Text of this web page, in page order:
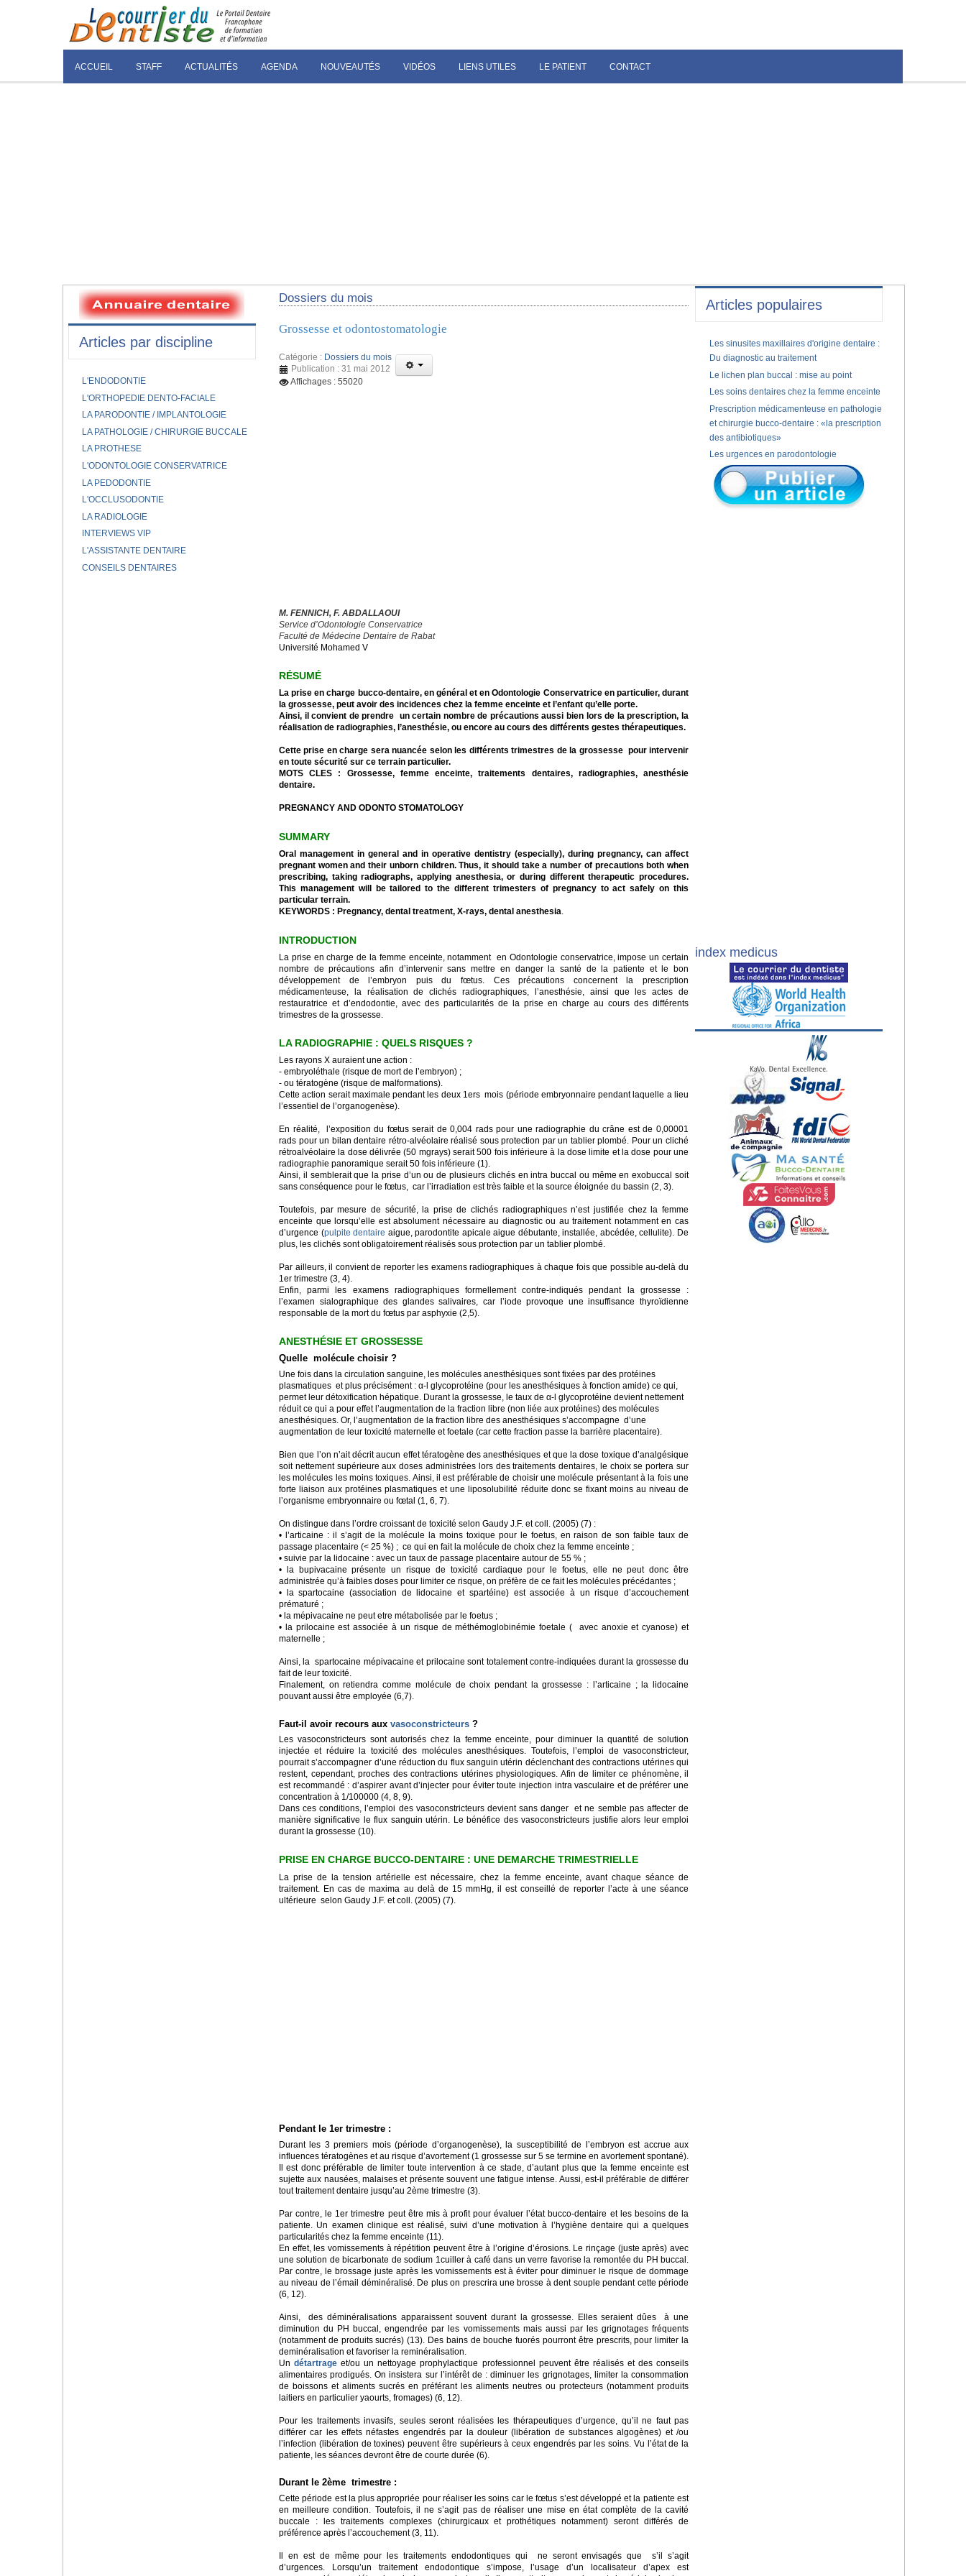
ACCUEIL STAFF ACTUALITÉS AGENDA NOUVEAUTÉS VIDÉOS LIENS UTILES LE PATIENT CONTACT
Dossiers du mois
Grossesse et odontostomatologie
Catégorie : Dossiers du mois
Publication : 31 mai 2012
Affichages : 55020
M. FENNICH, F. ABDALLAOUI
Service d’Odontologie Conservatrice
Faculté de Médecine Dentaire de Rabat
Université Mohamed V
RÉSUMÉ
La prise en charge bucco-dentaire, en général et en Odontologie Conservatrice en particulier, durant
la grossesse, peut avoir des incidences chez la femme enceinte et l’enfant qu’elle porte.
Ainsi, il convient de prendre un certain nombre de précautions aussi bien lors de la prescription, la
réalisation de radiographies, l’anesthésie, ou encore au cours des différents gestes thérapeutiques.
Cette prise en charge sera nuancée selon les différents trimestres de la grossesse pour intervenir
en toute sécurité sur ce terrain particulier.
MOTS CLES : Grossesse, femme enceinte, traitements dentaires, radiographies, anesthésie
dentaire.
PREGNANCY AND ODONTO STOMATOLOGY
SUMMARY
Oral management in general and in operative dentistry (especially), during pregnancy, can affect
pregnant women and their unborn children. Thus, it should take a number of precautions both when
prescribing, taking radiographs, applying anesthesia, or during different therapeutic procedures.
This management will be tailored to the different trimesters of pregnancy to act safely on this
particular terrain.
KEYWORDS : Pregnancy, dental treatment, X-rays, dental anesthesia.
INTRODUCTION
La prise en charge de la femme enceinte, notamment en Odontologie conservatrice, impose un certain
nombre de précautions afin d’intervenir sans mettre en danger la santé de la patiente et le bon
développement de l’embryon puis du fœtus. Ces précautions concernent la prescription
médicamenteuse, la réalisation de clichés radiographiques, l’anesthésie, ainsi que les actes de
restauratrice et d’endodontie, avec des particularités de la prise en charge au cours des différents
trimestres de la grossesse.
LA RADIOGRAPHIE : QUELS RISQUES ?
Les rayons X auraient une action :
- embryoléthale (risque de mort de l’embryon) ;
- ou tératogène (risque de malformations).
Cette action serait maximale pendant les deux 1ers mois (période embryonnaire pendant laquelle a lieu
l’essentiel de l’organogenèse).
En réalité, l’exposition du fœtus serait de 0,004 rads pour une radiographie du crâne est de 0,00001
rads pour un bilan dentaire rétro-alvéolaire réalisé sous protection par un tablier plombé. Pour un cliché
rétroalvéolaire la dose délivrée (50 mgrays) serait 500 fois inférieure à la dose limite et la dose pour une
radiographie panoramique serait 50 fois inférieure (1).
Ainsi, il semblerait que la prise d’un ou de plusieurs clichés en intra buccal ou même en exobuccal soit
sans conséquence pour le fœtus, car l’irradiation est très faible et la source éloignée du bassin (2, 3).
Toutefois, par mesure de sécurité, la prise de clichés radiographiques n’est justifiée chez la femme
enceinte que lorsqu’elle est absolument nécessaire au diagnostic ou au traitement notamment en cas
d’urgence (pulpite dentaire aigue, parodontite apicale aigue débutante, installée, abcédée, cellulite). De
plus, les clichés sont obligatoirement réalisés sous protection par un tablier plombé.
Par ailleurs, il convient de reporter les examens radiographiques à chaque fois que possible au-delà du
1er trimestre (3, 4).
Enfin, parmi les examens radiographiques formellement contre-indiqués pendant la grossesse :
l’examen sialographique des glandes salivaires, car l’iode provoque une insuffisance thyroïdienne
responsable de la mort du fœtus par asphyxie (2,5).
ANESTHÉSIE ET GROSSESSE
Quelle molécule choisir ?
Une fois dans la circulation sanguine, les molécules anesthésiques sont fixées par des protéines
plasmatiques et plus précisément : α-l glycoprotéine (pour les anesthésiques à fonction amide) ce qui,
permet leur détoxification hépatique. Durant la grossesse, le taux de α-l glycoprotéine devient nettement
réduit ce qui a pour effet l’augmentation de la fraction libre (non liée aux protéines) des molécules
anesthésiques. Or, l’augmentation de la fraction libre des anesthésiques s’accompagne d’une
augmentation de leur toxicité maternelle et foetale (car cette fraction passe la barrière placentaire).
Bien que l’on n’ait décrit aucun effet tératogène des anesthésiques et que la dose toxique d’analgésique
soit nettement supérieure aux doses administrées lors des traitements dentaires, le choix se portera sur
les molécules les moins toxiques. Ainsi, il est préférable de choisir une molécule présentant à la fois une
forte liaison aux protéines plasmatiques et une liposolubilité réduite donc se fixant moins au niveau de
l’organisme embryonnaire ou fœtal (1, 6, 7).
On distingue dans l’ordre croissant de toxicité selon Gaudy J.F. et coll. (2005) (7) :
• l’articaine : il s’agit de la molécule la moins toxique pour le foetus, en raison de son faible taux de
passage placentaire (< 25 %) ; ce qui en fait la molécule de choix chez la femme enceinte ;
• suivie par la lidocaine : avec un taux de passage placentaire autour de 55 % ;
• la bupivacaine présente un risque de toxicité cardiaque pour le foetus, elle ne peut donc être
administrée qu’à faibles doses pour limiter ce risque, on préfère de ce fait les molécules précédantes ;
• la spartocaine (association de lidocaine et spartéine) est associée à un risque d’accouchement
prématuré ;
• la mépivacaine ne peut etre métabolisée par le foetus ;
• la prilocaine est associée à un risque de méthémoglobinémie foetale ( avec anoxie et cyanose) et
maternelle ;
Ainsi, la spartocaine mépivacaine et prilocaine sont totalement contre-indiquées durant la grossesse du
fait de leur toxicité.
Finalement, on retiendra comme molécule de choix pendant la grossesse : l’articaine ; la lidocaine
pouvant aussi être employée (6,7).
Faut-il avoir recours aux vasoconstricteurs ?
Les vasoconstricteurs sont autorisés chez la femme enceinte, pour diminuer la quantité de solution
injectée et réduire la toxicité des molécules anesthésiques. Toutefois, l’emploi de vasoconstricteur,
pourrait s’accompagner d’une réduction du flux sanguin utérin déclenchant des contractions utérines qui
restent, cependant, proches des contractions utérines physiologiques. Afin de limiter ce phénomène, il
est recommandé : d’aspirer avant d’injecter pour éviter toute injection intra vasculaire et de préférer une
concentration à 1/100000 (4, 8, 9).
Dans ces conditions, l’emploi des vasoconstricteurs devient sans danger et ne semble pas affecter de
manière significative le flux sanguin utérin. Le bénéfice des vasoconstricteurs justifie alors leur emploi
durant la grossesse (10).
PRISE EN CHARGE BUCCO-DENTAIRE : UNE DEMARCHE TRIMESTRIELLE
La prise de la tension artérielle est nécessaire, chez la femme enceinte, avant chaque séance de
traitement. En cas de maxima au delà de 15 mmHg, il est conseillé de reporter l’acte à une séance
ultérieure selon Gaudy J.F. et coll. (2005) (7).
Pendant le 1er trimestre :
Durant les 3 premiers mois (période d’organogenèse), la susceptibilité de l’embryon est accrue aux
influences tératogènes et au risque d’avortement (1 grossesse sur 5 se termine en avortement spontané).
Il est donc préférable de limiter toute intervention à ce stade, d’autant plus que la femme enceinte est
sujette aux nausées, malaises et présente souvent une fatigue intense. Aussi, est-il préférable de différer
tout traitement dentaire jusqu’au 2ème trimestre (3).
Par contre, le 1er trimestre peut être mis à profit pour évaluer l’état bucco-dentaire et les besoins de la
patiente. Un examen clinique est réalisé, suivi d’une motivation à l’hygiène dentaire qui a quelques
particularités chez la femme enceinte (11).
En effet, les vomissements à répétition peuvent être à l’origine d’érosions. Le rinçage (juste après) avec
une solution de bicarbonate de sodium 1cuiller à café dans un verre favorise la remontée du PH buccal.
Par contre, le brossage juste après les vomissements est à éviter pour diminuer le risque de dommage
au niveau de l’émail déminéralisé. De plus on prescrira une brosse à dent souple pendant cette période
(6, 12).
Ainsi, des déminéralisations apparaissent souvent durant la grossesse. Elles seraient dûes à une
diminution du PH buccal, engendrée par les vomissements mais aussi par les grignotages fréquents
(notamment de produits sucrés) (13). Des bains de bouche fuorés pourront être prescrits, pour limiter la
deminéralisation et favoriser la reminéralisation.
Undétartrage et/ou un nettoyage prophylactique professionnel peuvent être réalisés et des conseils
alimentaires prodigués. On insistera sur l’intérêt de : diminuer les grignotages, limiter la consommation
de boissons et aliments sucrés en préférant les aliments neutres ou protecteurs (notamment produits
laitiers en particulier yaourts, fromages) (6, 12).
Pour les traitements invasifs, seules seront réalisées les thérapeutiques d’urgence, qu’il ne faut pas
différer car les effets néfastes engendrés par la douleur (libération de substances algogènes) et /ou
l’infection (libération de toxines) peuvent être supérieurs à ceux engendrés par les soins. Vu l’état de la
patiente, les séances devront être de courte durée (6).
Durant le 2ème trimestre :
Cette période est la plus appropriée pour réaliser les soins car le fœtus s’est développé et la patiente est
en meilleure condition. Toutefois, il ne s’agit pas de réaliser une mise en état complète de la cavité
buccale : les traitements complexes (chirurgicaux et prothétiques notamment) seront différés de
préférence après l’accouchement (3, 11).
Il en est de même pour les traitements endodontiques qui ne seront envisagés que s’il s’agit
d’urgences. Lorsqu’un traitement endodontique s’impose, l’usage d’un localisateur d’apex est
Articles par discipline
L'ENDODONTIE
L'ORTHOPEDIE DENTO-FACIALE
LA PARODONTIE / IMPLANTOLOGIE
LA PATHOLOGIE / CHIRURGIE BUCCALE
LA PROTHESE
L'ODONTOLOGIE CONSERVATRICE
LA PEDODONTIE
L'OCCLUSODONTIE
LA RADIOLOGIE
INTERVIEWS VIP
L'ASSISTANTE DENTAIRE
CONSEILS DENTAIRES
Articles populaires
Les sinusites maxillaires d'origine dentaire :
Du diagnostic au traitement
Le lichen plan buccal : mise au point
Les soins dentaires chez la femme enceinte
Prescription médicamenteuse en pathologie
et chirurgie bucco-dentaire : «la prescription
des antibiotiques»
Les urgences en parodontologie
index medicus